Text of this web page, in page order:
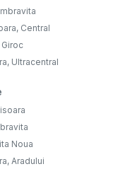
Central
Ultracentral
Noua
Aradului